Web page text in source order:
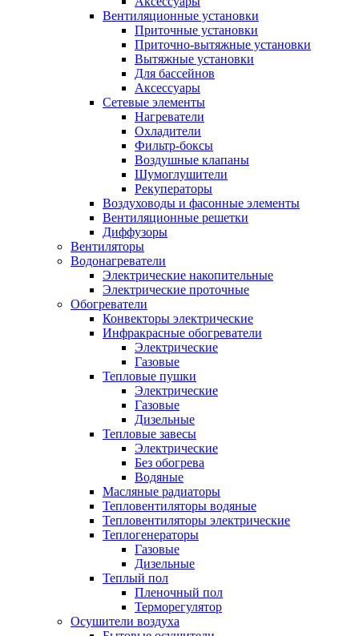
Вентиляционные установки
Приточные установки
Приточно-вытяжные установки
Вытяжные установки
Для бассейнов
Аксессуары
Сетевые элементы
Нагреватели
Охладители
Фильтр-боксы
Воздушные клапаны
Шумоглушители
Рекуператоры
Воздуховоды и фасонные элементы
Вентиляционные решетки
Диффузоры
Вентиляторы
Водонагреватели
Электрические накопительные
Электрические проточные
Обогреватели
Конвекторы электрические
Инфракрасные обогреватели
Электрические
Газовые
Тепловые пушки
Электрические
Газовые
Дизельные
Тепловые завесы
Электрические
Без обогрева
Водяные
Масляные радиаторы
Тепловентиляторы водяные
Тепловентиляторы электрические
Теплогенераторы
Газовые
Дизельные
Теплый пол
Пленочный пол
Терморегулятор
Осушители воздуха